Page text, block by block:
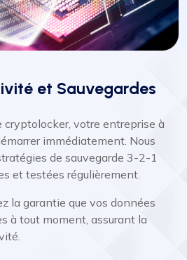
et Sauvegardes
cryptolocker, votre entreprise à
immédiatement. Nous
de sauvegarde 3-2-1
et testées régulièrement.
la garantie que vos données
à tout moment, assurant la